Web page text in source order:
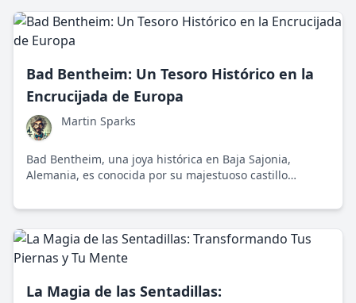
Bad Bentheim: Un Tesoro Histórico en la
Encrucijada de Europa
Martin Sparks
Bad Bentheim, una joya histórica en Baja Sajonia,
Alemania, es conocida por su majestuoso castillo
la encrucijada cultural entre Alemania y los Países Bajos
La Magia de las Sentadillas: